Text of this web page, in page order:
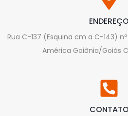
ENDEREÇO
Rua C-137 (Esquina cm a C-143) nº
América Goiânia/Goiás
CONTATO